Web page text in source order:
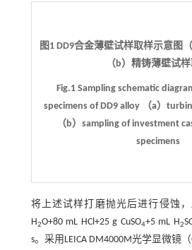
图1 DD9合金薄壁试样取样示意图
（b）精铸薄壁试
Fig.1 Sampling schematic
specimens of DD9 alloy （a）
（b）sampling of investment
specimens
将上述试样打磨抛光后进行侵蚀，
H2O+80 mL HCl+25 g CuSO4+5 mL H2
s。采用LEICA DM4000M光学显微镜